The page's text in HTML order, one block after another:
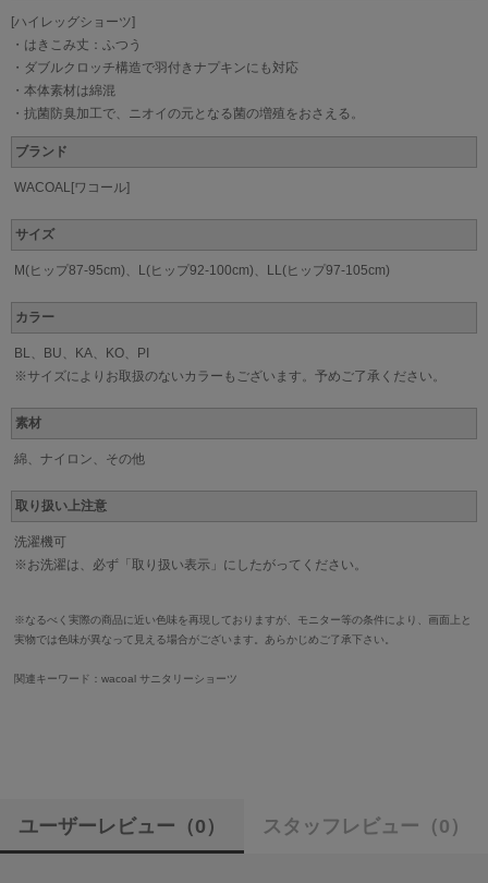
[ハイレッグショーツ]
・はきこみ丈：ふつう
・ダブルクロッチ構造で羽付きナプキンにも対応
・本体素材は綿混
・抗菌防臭加工で、ニオイの元となる菌の増殖をおさえる。
ブランド
WACOAL[ワコール]
サイズ
M(ヒップ87-95cm)、L(ヒップ92-100cm)、LL(ヒップ97-105cm)
カラー
BL、BU、KA、KO、PI
※サイズによりお取扱のないカラーもございます。予めご了承ください。
素材
綿、ナイロン、その他
取り扱い上注意
洗濯機可
※お洗濯は、必ず「取り扱い表示」にしたがってください。
※なるべく実際の商品に近い色味を再現しておりますが、モニター等の条件により、画面上と
実物では色味が異なって見える場合がございます。あらかじめご了承下さい。
関連キーワード：wacoal サニタリーショーツ
ユーザーレビュー （0） スタッフレビュー （0）